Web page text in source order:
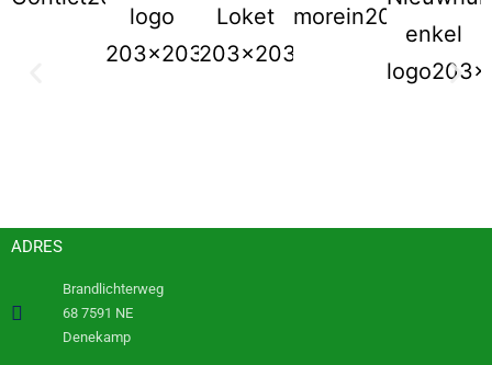
ADRES
Brandlichterweg
68 7591 NE
Denekamp